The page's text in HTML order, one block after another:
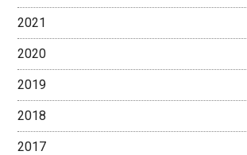
2021
2020
2019
2018
2017